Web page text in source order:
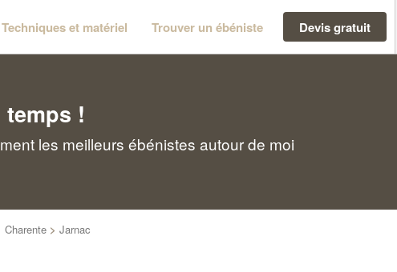
Techniques et matériel Trouver un ébéniste Devis gratuit
!
les meilleurs ébénistes autour de moi
Charente > Jarnac